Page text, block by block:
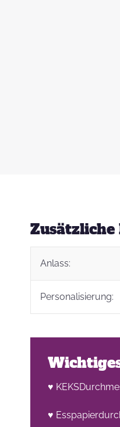
Anlass:
Personalisierung:
♥
♥